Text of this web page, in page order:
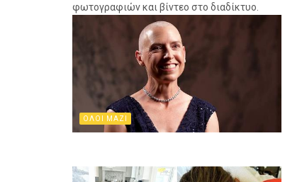
φωτογραφιών και βίντεο στο διαδίκτυο.
ΟΛΟΙ ΜΑΖΙ